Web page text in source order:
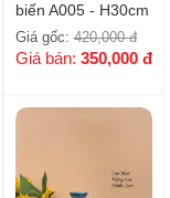
biến A005 - H30cm
( Dáng sâm)
Giá gốc:420,000 đ
Giá bán: 350,000 đ